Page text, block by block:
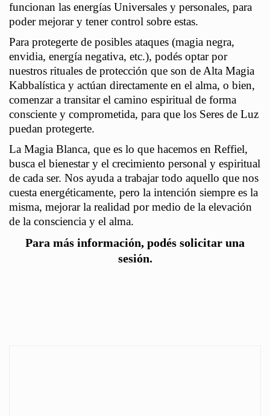
funcionan las energías Universales y personales, para
poder mejorar y tener control sobre estas.
Para protegerte de posibles ataques (magia negra,
envidia, energía negativa, etc.), podés optar por
nuestros rituales de protección que son de Alta Magia
Kabbalística y actúan directamente en el alma, o bien,
comenzar a transitar el camino espiritual de forma
consciente y comprometida, para que los Seres de Luz
puedan protegerte.
La Magia Blanca, que es lo que hacemos en Reffiel,
busca el bienestar y el crecimiento personal y espiritual
de cada ser. Nos ayuda a trabajar todo aquello que nos
cuesta energéticamente, pero la intención siempre es la
misma, mejorar la realidad por medio de la elevación
de la consciencia y el alma.
Para más información, podés solicitar una
sesión.